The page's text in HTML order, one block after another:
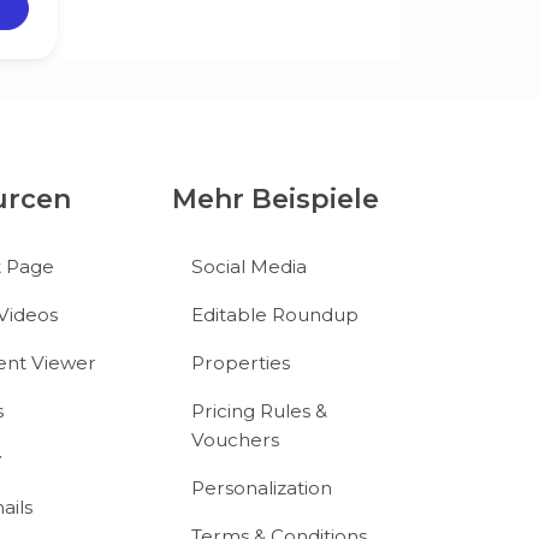
Viewer
Mehr Beispiele
Social Media
Editable Roundup
Properties
Pricing Rules &
Vouchers
Personalization